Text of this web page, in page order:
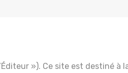
»). Ce site est destiné